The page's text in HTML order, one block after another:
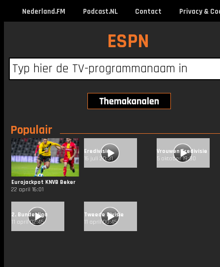
Nederland.FM Podcast.NL Contact Privacy &
ESPN
Populair
Eurojackpot KNVB Beker
22 april 16:01
Eredivisie
16 juli 20:31
Vrouwen Eredivisie
5 oktober 19:30
2. Bundesliga
11 april 02:45
Tweede Divisie
11 april 00:45